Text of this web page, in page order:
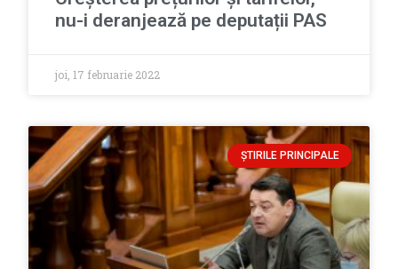
nu-i deranjează pe deputații PAS
joi, 17 februarie 2022
ȘTIRILE PRINCIPALE